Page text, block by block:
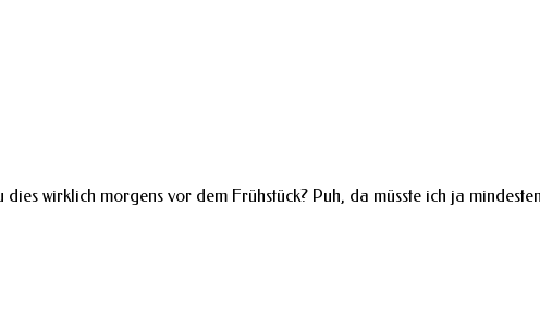
wirklich morgens vor dem Frühstück? Puh, da müsste ich ja